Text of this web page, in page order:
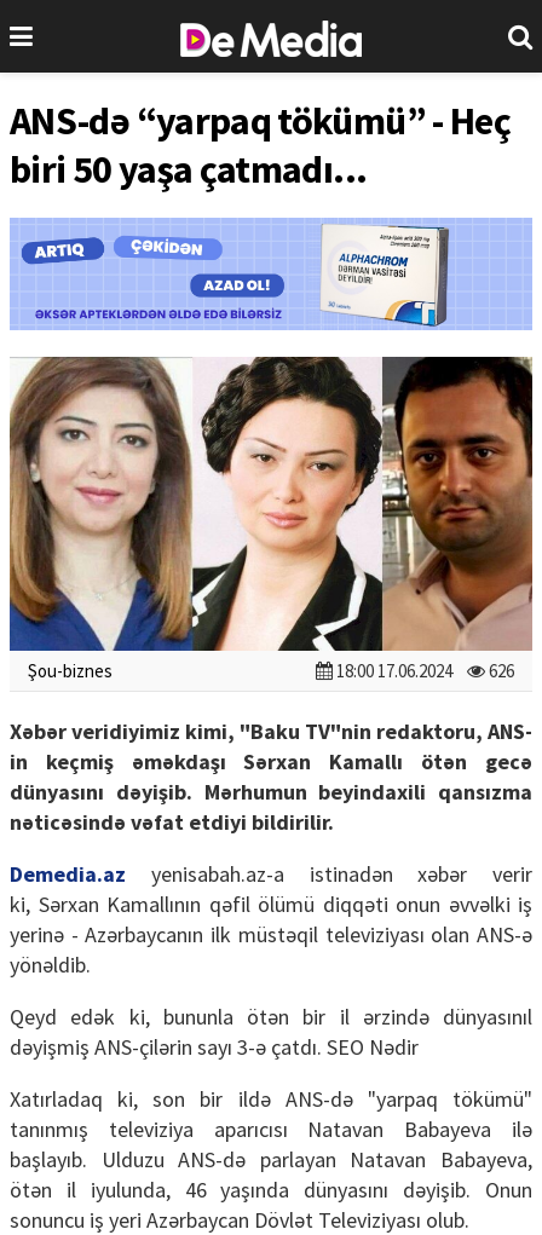
ANS-də “yarpaq tökümü” - Heç
biri 50 yaşa çatmadı...
Şou-biznes 18:00 17.06.2024 626
Xəbər veridiyimiz kimi, "Baku TV"nin redaktoru, ANS-
in keçmiş əməkdaşı Sərxan Kamallı ötən gecə
dünyasını dəyişib. Mərhumun beyindaxili qansızma
nəticəsində vəfat etdiyi bildirilir.
Demedia.az
yenisabah.az-a istinadən xəbər verir
ki, Sərxan Kamallının qəfil ölümü diqqəti onun əvvəlki iş
yerinə - Azərbaycanın ilk müstəqil televiziyası olan ANS-ə
yönəldib.
Qeyd edək ki, bununla ötən bir il ərzində dünyasınıl
dəyişmiş ANS-çilərin sayı 3-ə çatdı. SEO Nədir
Xatırladaq ki, son bir ildə ANS-də "yarpaq tökümü"
tanınmış televiziya aparıcısı Natavan Babayeva ilə
başlayıb. Ulduzu ANS-də parlayan Natavan Babayeva,
ötən il iyulunda, 46 yaşında dünyasını dəyişib. Onun
sonuncu iş yeri Azərbaycan Dövlət Televiziyası olub.